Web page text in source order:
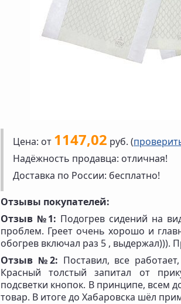
Цена: от 1147,02 руб. (
Надёжность продавца: отличная!
Доставка по России: бесплатно!
Отзывы покупателей:
Отзыв №1: Подогрев сидений на
проблем. Греет очень хорошо и
обогрев включал раз 5 , выдержал))).
Отзыв №2: Поставил, все
Красный толстый запитал от
подсветки кнопок. В принципе, всем
товар. В итоге до Хабаровска шёл